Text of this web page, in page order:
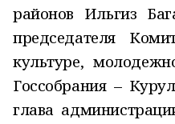
районов Ильгиз
председателя
культуре,
Госсобрания –
глава